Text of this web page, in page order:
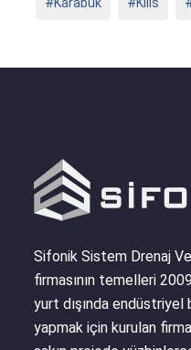
Sifonik Sistem Drenaj
firmasının temelleri
yurt dışında endüstriyel
yapmak için kurulan